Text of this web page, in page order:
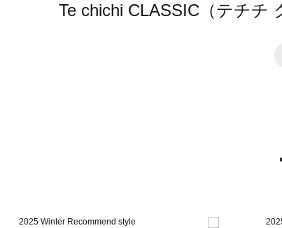
Te chichi CLASSIC（テチ